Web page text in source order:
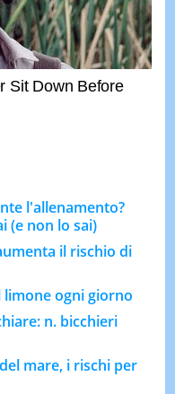
l'allenamento?
(e non lo sai)
il rischio di
limone ogni giorno
n. bicchieri
mare, i rischi per